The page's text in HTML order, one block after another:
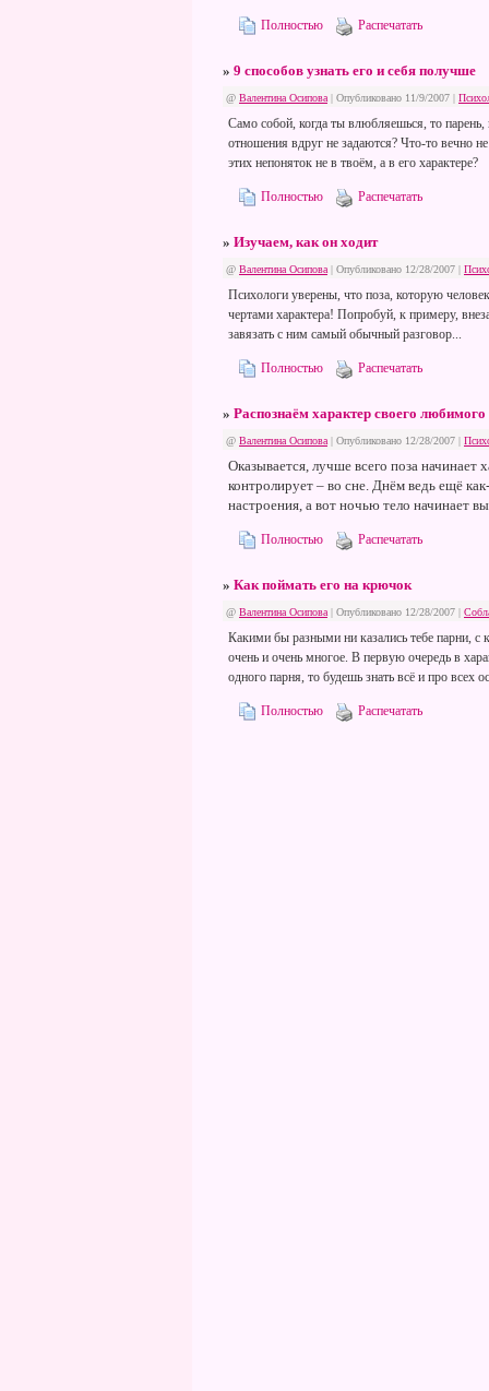
Полностью Распечатать
» 9 способов узнать его и себя получше
@ Валентина Осипова | Опубликовано 11/9/2007 |
Само собой, когда ты влюбляешься, то
отношения вдруг не задаются? Что-то вечно
этих непоняток не в твоём, а в его характере?
Полностью Распечатать
» Изучаем, как он ходит
@ Валентина Осипова | Опубликовано 12/28/2007 |
Психологи уверены, что поза, которую
чертами характера! Попробуй, к примеру,
завязать с ним самый обычный разговор...
Полностью Распечатать
» Распознаём характер своего любимого
@ Валентина Осипова | Опубликовано 12/28/2007 |
Оказывается, лучше всего поза начинает
контролирует – во сне. Днём ведь ещё
настроения, а вот ночью тело начинает
Полностью Распечатать
» Как поймать его на крючок
@ Валентина Осипова | Опубликовано 12/28/2007 |
Какими бы разными ни казались тебе парни, с
очень и очень многое. В первую очередь в
одного парня, то будешь знать всё и про всех
Полностью Распечатать